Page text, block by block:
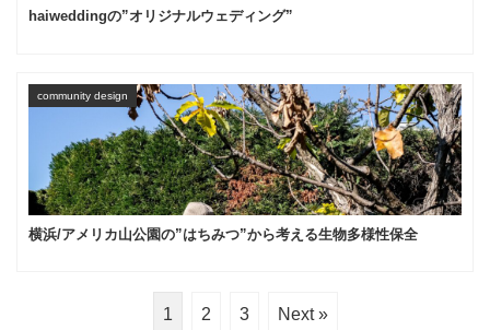
haiweddingの”オリジナルウェディング”
community design
横浜/アメリカ山公園の”はちみつ”から考える生物多様性保全
1 2 3 Next »